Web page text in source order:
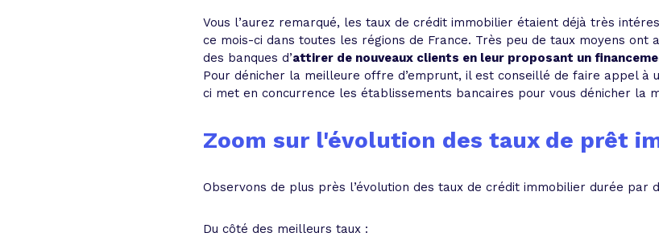
Vous l’aurez remarqué, les taux de crédit immobilier étaient déjà très
ce mois-ci dans toutes les régions de France. Très peu de taux moyens ont
des banques d’attirer de nouveaux clients en leur proposant un
Pour dénicher la meilleure offre d’emprunt, il est conseillé de faire appel à
ci met en concurrence les établissements bancaires pour vous dénicher la
Zoom sur l'évolution des taux de prêt
Observons de plus près l’évolution des taux de crédit immobilier durée par
Du côté des meilleurs taux :